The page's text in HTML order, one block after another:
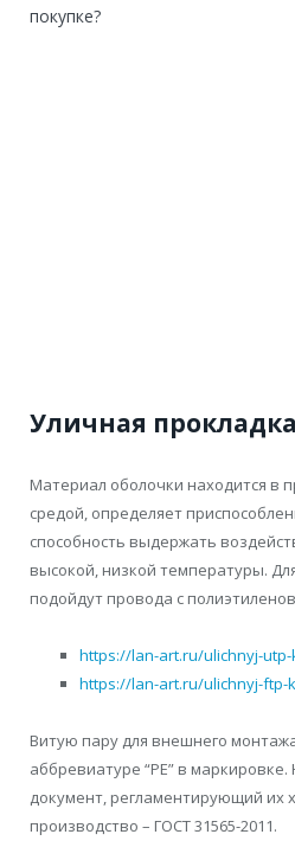
покупке?
Уличная прокладка
Материал оболочки находится в
средой, определяет
способность выдержать
высокой, низкой температуры.
подойдут провода с
https://lan-art.ru/ulichnyj-
https://lan-art.ru/ulichnyj-ftp-
Витую пару для внешнего
аббревиатуре “PE” в
документ, регламентирующий их
производство – ГОСТ 31565-2011.